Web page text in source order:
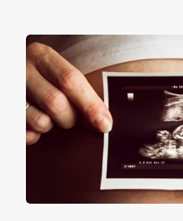
Tercer trimestre:
- Miedo ante la
- Excitación.
- Irritabilidad e